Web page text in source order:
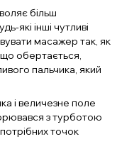
більш
які інші чутливі
масажер так, як
обертається,
пальчика, який
і величезне поле
з турботою
точок